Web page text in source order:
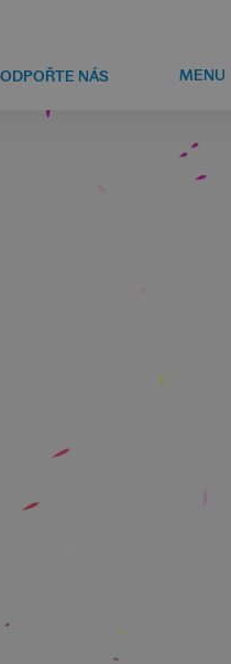
NÁS MENU